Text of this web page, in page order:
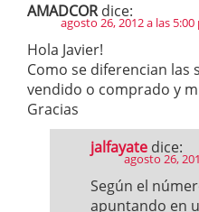
AMADCOR dice:
agosto 26, 2012 a las 5:00
Hola Javier!
Como se diferencian las
vendido o comprado y
Gracias
jalfayate dice:
agosto 26,
Según el
apuntando en